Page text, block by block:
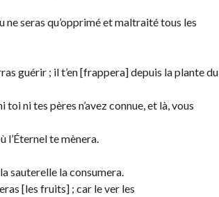
seras qu’opprimé et maltraité tous les
guérir ; il t’en [frappera] depuis la plante du
ni tes pères n’avez connue, et là, vous
l’Éternel te mènera.
sauterelle la consumera.
[les fruits] ; car le ver les